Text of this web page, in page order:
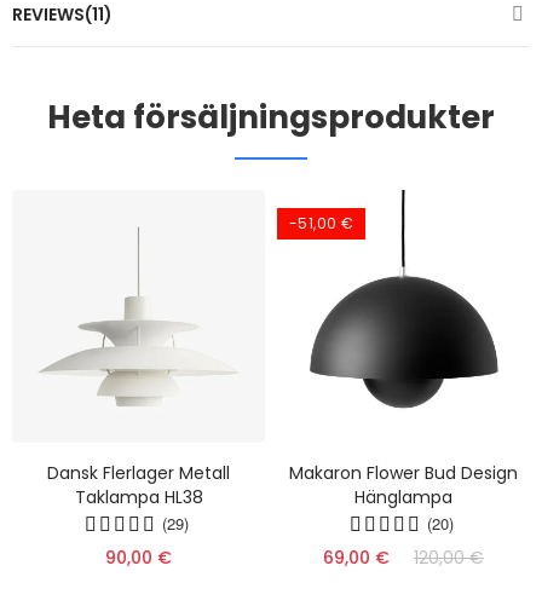
REVIEWS(11)
Heta försäljningsprodukter
Dansk Flerlager Metall
Taklampa HL38
(29)
90,00 €
-51,00 €
Makaron Flower Bud Design
Hänglampa
(20)
69,00 € 120,00 €